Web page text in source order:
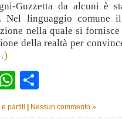
Guzzetta da alcuni è
Nel linguaggio comune
nella quale si
della realtà per
WhatsApp
e partiti Nessun commento »